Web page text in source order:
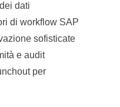
dati
di workflow SAP
sofisticate
e audit
per